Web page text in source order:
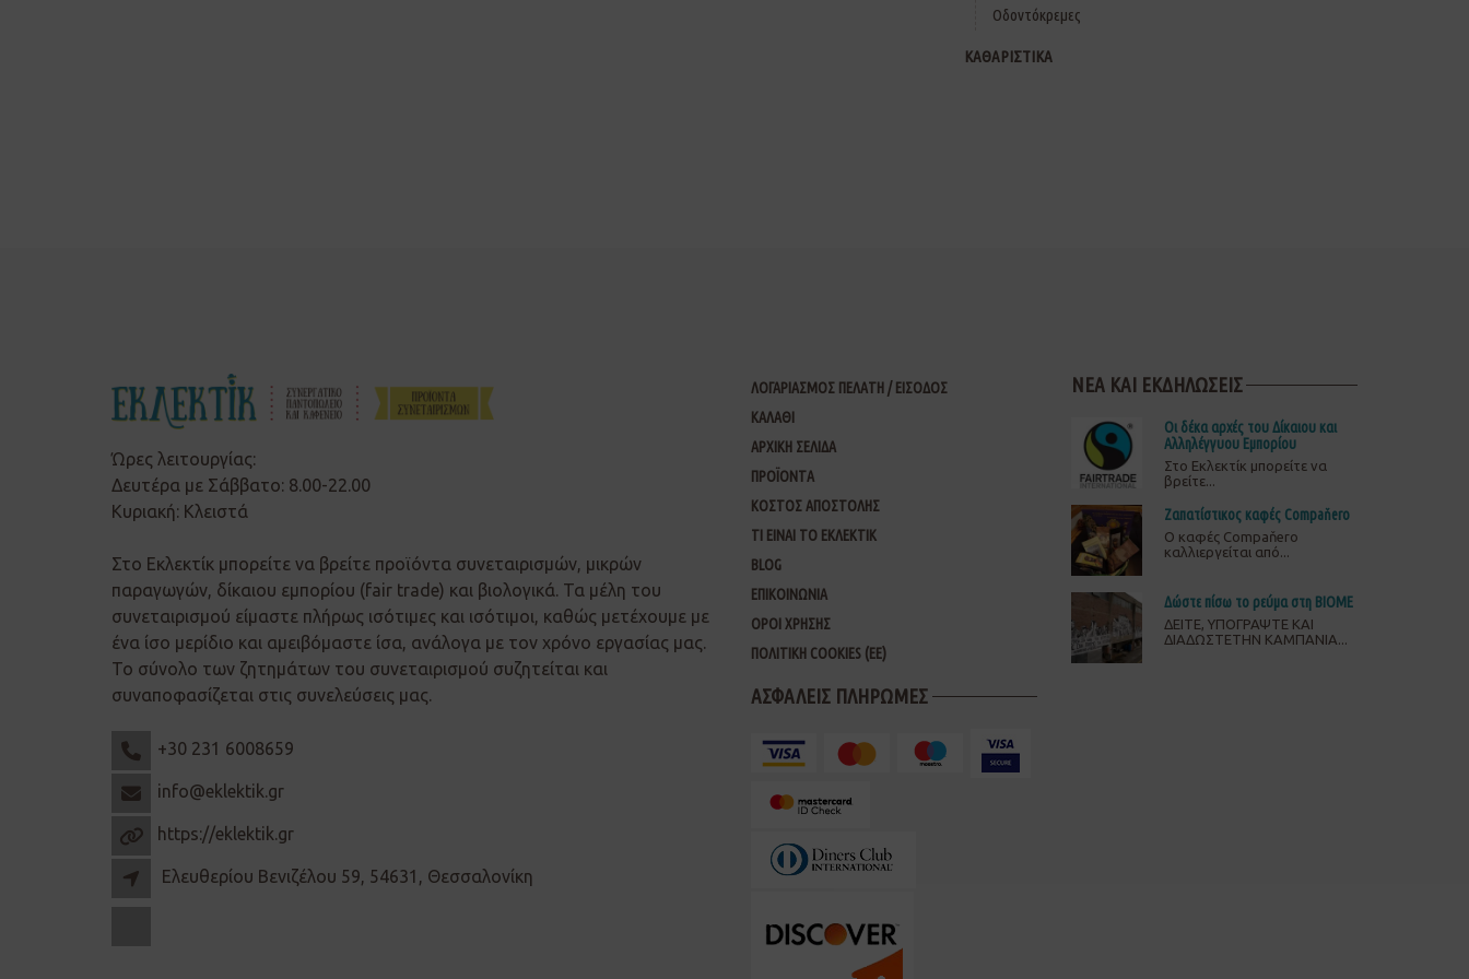
Οδοντόκρεμες
ΚΑΘΑΡΙΣΤΙΚΑ
Ώρες λειτουργίας:
Δευτέρα με Σάββατο: 8.00-22.00
Κυριακή: Κλειστά
Στο Εκλεκτίκ μπορείτε να βρείτε προϊόντα συνεταιρισμών, μικρών
παραγωγών, δίκαιου εμπορίου (fair trade) και βιολογικά. Τα μέλη του
συνεταιρισμού είμαστε πλήρως ισότιμες και ισότιμοι, καθώς μετέχουμε με
ένα ίσο μερίδιο και αμειβόμαστε ίσα, ανάλογα με τον χρόνο εργασίας μας.
Το σύνολο των ζητημάτων του συνεταιρισμού συζητείται και
συναποφασίζεται στις συνελεύσεις μας.
+30 231 6008659
info@eklektik.gr
https://eklektik.gr
Ελευθερίου Βενιζέλου 59, 54631, Θεσσαλονίκη
ΛΟΓΑΡΙΑΣΜΟΣ ΠΕΛΑΤΗ / ΕΙΣΟΔΟΣ
ΚΑΛΑΘΙ
ΑΡΧΙΚΗ ΣΕΛΙΔΑ
ΠΡΟΪΟΝΤΑ
ΚΟΣΤΟΣ ΑΠΟΣΤΟΛΗΣ
ΤΙ ΕΙΝΑΙ ΤΟ ΕΚΛΕΚΤΙΚ
BLOG
ΕΠΙΚΟΙΝΩΝΙΑ
ΟΡΟΙ ΧΡΗΣΗΣ
ΠΟΛΙΤΙΚΗ COOKIES (ΕΕ)
ΑΣΦΑΛΕΙΣ ΠΛΗΡΩΜΕΣ
ΝΕΑ ΚΑΙ ΕΚΔΗΛΩΣΕΙΣ
Οι δέκα αρχές του Δίκαιου και
Αλληλέγγυου Εμπορίου
Στο Εκλεκτίκ μπορείτε να
βρείτε...
Ζαπατίστικος καφές Compaňero
O καφές Compaňero
καλλιεργείται από...
Δώστε πίσω το ρεύμα στη ΒΙΟΜΕ
ΔΕΙΤΕ, ΥΠΟΓΡΑΨΤΕ ΚΑΙ
ΔΙΑΔΩΣΤΕΤΗΝ ΚΑΜΠΑΝΙΑ...